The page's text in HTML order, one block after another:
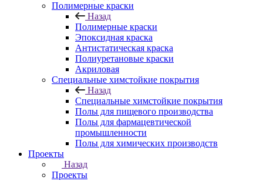
Полимерные краски
Назад
Полимерные краски
Эпоксидная краска
Антистатическая краска
Полиуретановые краски
Акриловая
Специальные химстойкие покрытия
Назад
Специальные химстойкие покрытия
Полы для пищевого производства
Полы для фармацевтической
промышленности
Полы для химических производств
Проекты
Назад
Проекты